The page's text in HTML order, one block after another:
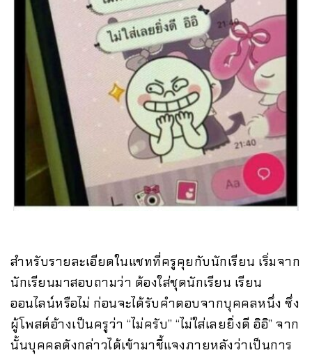
สำหรับรายละเอียดในแชทที่ครูคุยกับนักเรียน เริ่มจาก
นักเรียนมาสอบถามว่า ต้องใส่ชุดนักเรียน เรียน
ออนไลน์หรือไม่ ก่อนจะได้รับคำตอบจากบุคคลหนึ่ง ซึ่ง
ผู้โพสต์อ้างเป็นครูว่า “ไม่ครับ” “ไม่ใส่เลยยิ่งดี อิอิ” จาก
นั้นบุคคลดังกล่าวได้เข้ามาชี้แจงภายหลังว่าเป็นการ